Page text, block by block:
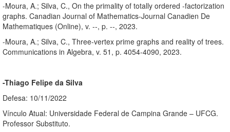
-Moura, A.; Silva, C., On the primality of totally ordered -factorization
graphs. Canadian Journal of Mathematics-Journal Canadien De
Mathematiques (Online), v. --, p. --, 2023.
-Moura, A.; Silva, C., Three-vertex prime graphs and reality of trees.
Communications in Algebra, v. 51, p. 4054-4090, 2023.
-Thiago Felipe da Silva
Defesa: 10/11/2022
Vínculo Atual: Universidade Federal de Campina Grande – UFCG.
Professor Substituto.